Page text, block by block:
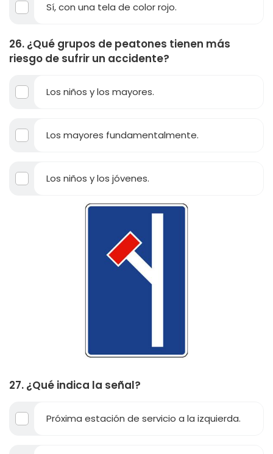
Sí, con una tela de color rojo.
26. ¿Qué grupos de peatones tienen más
riesgo de sufrir un accidente?
Los niños y los mayores.
Los mayores fundamentalmente.
Los niños y los jóvenes.
27. ¿Qué indica la señal?
Próxima estación de servicio a la izquierda.